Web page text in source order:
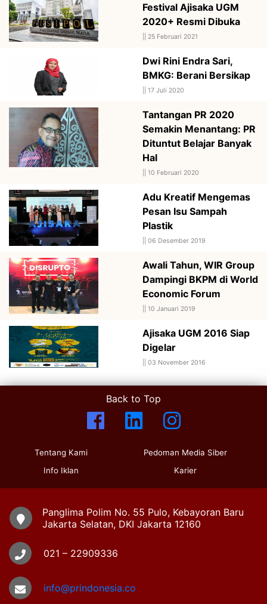
Festival Ajisaka UGM
2020+ Resmi Dibuka
25 Februari 2021
Dwi Rini Endra Sari,
BMKG: Berani Bersikap
17 Juli 2020
Tantangan PR 2020
Semakin Menantang: PR
Dituntut Belajar Banyak
Hal
10 Februari 2020
Adu Kreatif Mengemas
Pesan Isu Sampah
Plastik
06 Desember 2019
Awali Tahun, WIR Group
Dampingi BKPM di World
Economic Forum
10 Januari 2019
Ajisaka UGM 2016 Siap
Digelar
03 November 2016
Back to Top
Tentang Kami
Info Iklan
Pedoman Media Siber
Karier
Panglima Polim No. 55 Pulo, Kebayoran Baru
Jakarta Selatan, DKI Jakarta 12160
021 – 22909336
info@prindonesia.co